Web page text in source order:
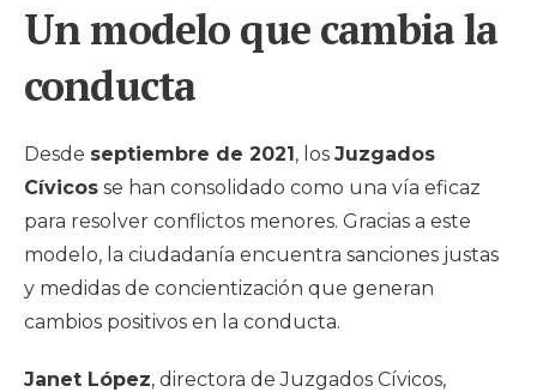
Un modelo que cambia la
conducta
Desde septiembre de 2021, los Juzgados
Cívicos se han consolidado como una vía eficaz
para resolver conflictos menores. Gracias a este
modelo, la ciudadanía encuentra sanciones justas
y medidas de concientización que generan
cambios positivos en la conducta.
Janet López, directora de Juzgados Cívicos,